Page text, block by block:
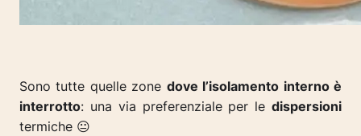
Sono tutte quelle zone dove l’isolamento interno è
interrotto: una via preferenziale per le dispersioni
termiche 😐